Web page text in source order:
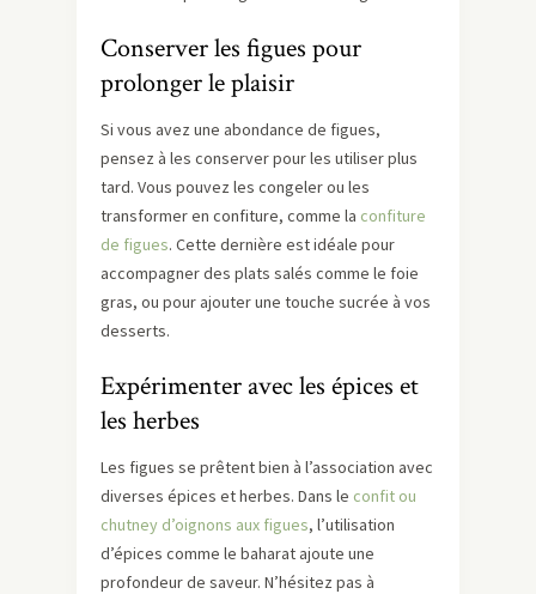
Conserver les figues pour
prolonger le plaisir
Si vous avez une abondance de figues,
pensez à les conserver pour les utiliser plus
tard. Vous pouvez les congeler ou les
transformer en confiture, comme la confiture
de figues. Cette dernière est idéale pour
accompagner des plats salés comme le foie
gras, ou pour ajouter une touche sucrée à vos
desserts.
Expérimenter avec les épices et
les herbes
Les figues se prêtent bien à l’association avec
diverses épices et herbes. Dans le confit ou
chutney d’oignons aux figues, l’utilisation
d’épices comme le baharat ajoute une
profondeur de saveur. N’hésitez pas à